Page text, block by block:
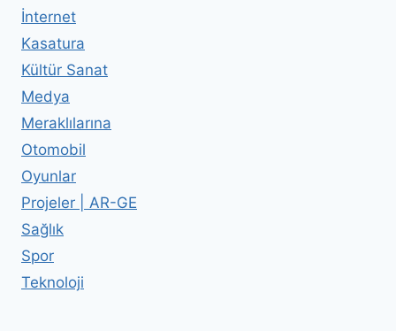
İnternet
Kasatura
Kültür Sanat
Medya
Meraklılarına
Otomobil
Oyunlar
Projeler | AR-GE
Sağlık
Spor
Teknoloji